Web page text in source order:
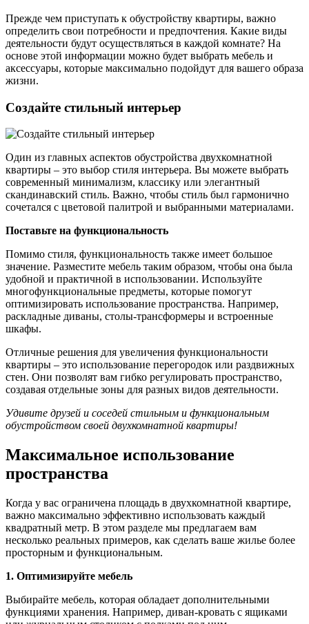
Прежде чем приступать к обустройству квартиры, важно
определить свои потребности и предпочтения. Какие виды
деятельности будут осуществляться в каждой комнате? На
основе этой информации можно будет выбрать мебель и
аксессуары, которые максимально подойдут для вашего образа
жизни.
Создайте стильный интерьер
Один из главных аспектов обустройства двухкомнатной
квартиры – это выбор стиля интерьера. Вы можете выбрать
современный минимализм, классику или элегантный
скандинавский стиль. Важно, чтобы стиль был гармонично
сочетался с цветовой палитрой и выбранными материалами.
Поставьте на функциональность
Помимо стиля, функциональность также имеет большое
значение. Разместите мебель таким образом, чтобы она была
удобной и практичной в использовании. Используйте
многофункциональные предметы, которые помогут
оптимизировать использование пространства. Например,
раскладные диваны, столы-трансформеры и встроенные
шкафы.
Отличные решения для увеличения функциональности
квартиры – это использование перегородок или раздвижных
стен. Они позволят вам гибко регулировать пространство,
создавая отдельные зоны для разных видов деятельности.
Удивите друзей и соседей стильным и функциональным
обустройством своей двухкомнатной квартиры!
Максимальное использование
пространства
Когда у вас ограничена площадь в двухкомнатной квартире,
важно максимально эффективно использовать каждый
квадратный метр. В этом разделе мы предлагаем вам
несколько реальных примеров, как сделать ваше жилье более
просторным и функциональным.
1. Оптимизируйте мебель
Выбирайте мебель, которая обладает дополнительными
функциями хранения. Например, диван-кровать с ящиками